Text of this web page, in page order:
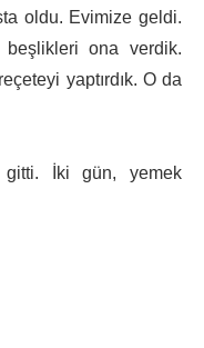
oldu. Evimize geldi.
beşlikleri ona verdik.
yaptırdık. O da
gitti. İki gün, yemek